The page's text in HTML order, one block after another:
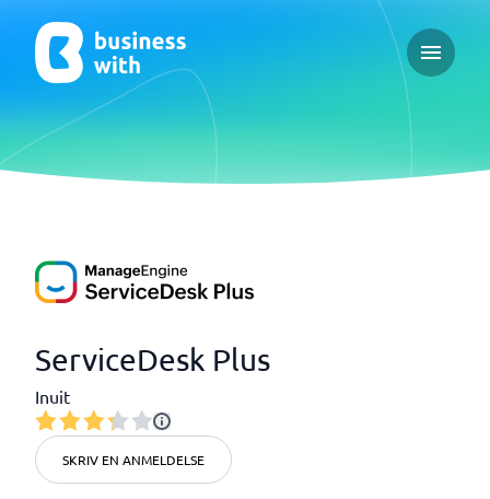
Open
ServiceDesk Plus
Inuit
SKRIV EN ANMELDELSE